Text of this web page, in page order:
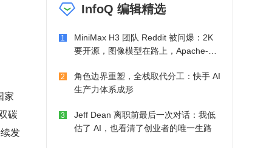
微服务架构 flutter
家
碳
发
InfoQ 编辑精选
1
MiniMax H3 团队 Reddit 被问爆：2K
要开源，图像模型在路上，Apache-2.0
2
角色边界重塑，全栈取代分工：快手 AI
生产力体系成形
3
Jeff Dean 离职前最后一次对话：我低
估了 AI，也看清了创业者的唯一生路